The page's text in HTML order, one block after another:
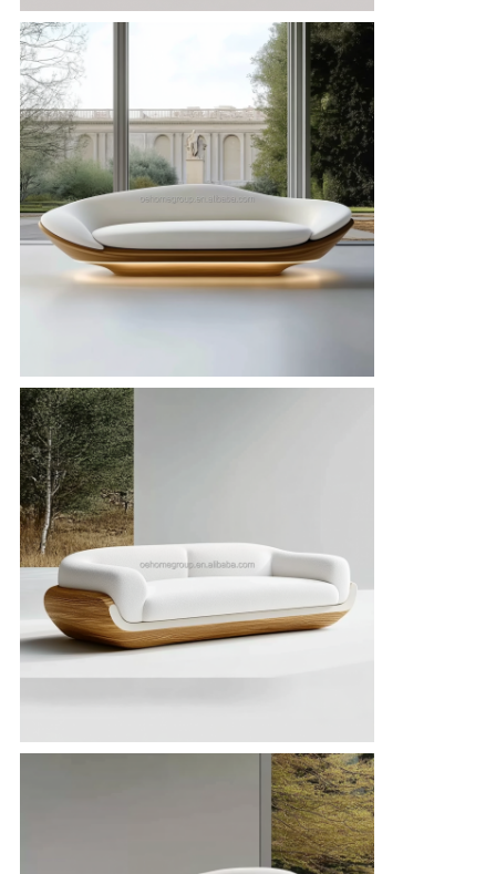
見
積
依
頼
プ
ラ
イ
バ
シ
ー
ポ
シ